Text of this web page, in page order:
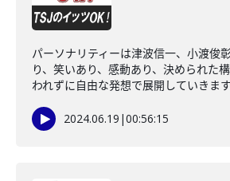
パーソナリティーは津波信一、小渡俊
り、笑いあり、感動あり、決められた
われずに自由な発想で展開していきます
2024.06.19 |00:56:15